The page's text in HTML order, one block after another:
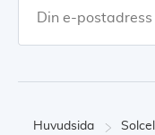
Huvudsida